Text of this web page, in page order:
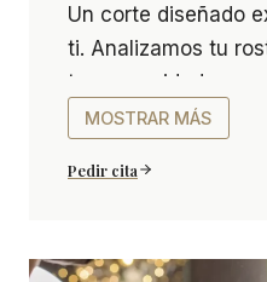
Un corte diseñado
ti. Analizamos tu
tus necesidades y
mejor encaje contigo
MOSTRAR MÁS
Pedir cita